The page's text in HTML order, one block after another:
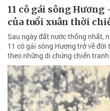
11 cô gái sông
của tuổi xuân thời
Sau ngày đất nước thống nhất,
11 cô gái sông Hương trở về
theo những di chứng chiến